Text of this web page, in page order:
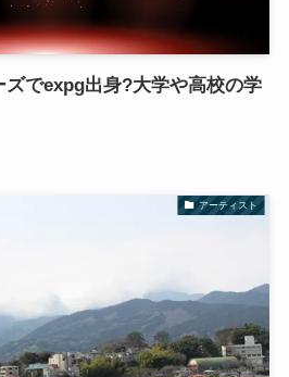
でexpg出身?大学や高校の学
アーティスト